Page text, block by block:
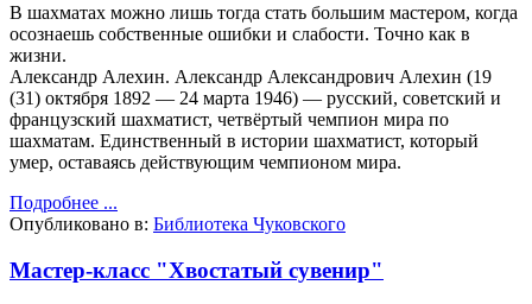
В шахматах можно лишь тогда стать большим мастером, когда
осознаешь собственные ошибки и слабости. Точно как в
жизни.
Александр Алехин. Александр Александрович Алехин (19
(31) октября 1892 — 24 марта 1946) — русский, советский и
французский шахматист, четвёртый чемпион мира по
шахматам. Единственный в истории шахматист, который
умер, оставаясь действующим чемпионом мира.
Подробнее ...
Опубликовано в: Библиотека Чуковского
Мастер-класс "Хвостатый сувенир"